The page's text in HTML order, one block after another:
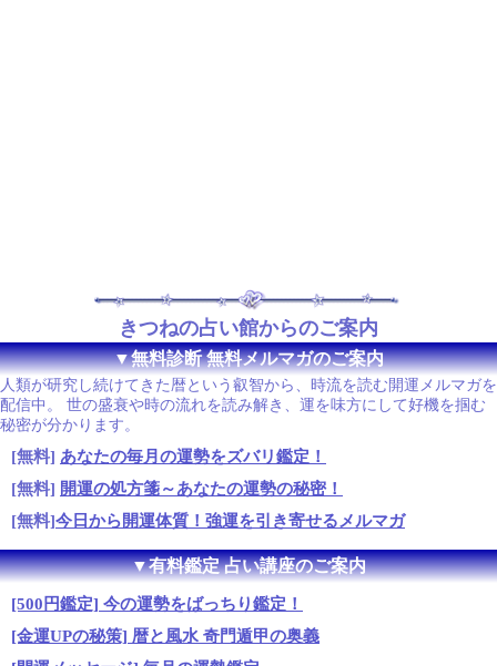
きつねの占い館からのご案内
▼無料診断 無料メルマガのご案内
人類が研究し続けてきた暦という叡智から、時流を読む開運メルマガを
配信中。 世の盛衰や時の流れを読み解き、運を味方にして好機を掴む
秘密が分かります。
[無料] あなたの毎月の運勢をズバリ鑑定！
[無料] 開運の処方箋～あなたの運勢の秘密！
[無料]今日から開運体質！強運を引き寄せるメルマガ
▼有料鑑定 占い講座のご案内
[500円鑑定] 今の運勢をばっちり鑑定！
[金運UPの秘策] 暦と風水 奇門遁甲の奥義